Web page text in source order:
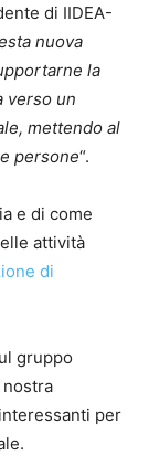
di IIDEA-
nuova
la
verso un
mettendo al
persone“.
e di come
attività
di
gruppo
nostra
per